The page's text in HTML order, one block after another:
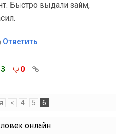
Быстро выдали займ,
Ответить
3 0
< 4 5 6
онлайн